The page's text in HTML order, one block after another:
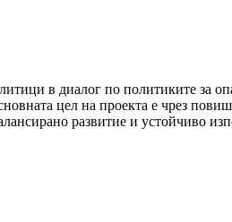
в диалог по политиките за
цел на проекта е чрез
развитие и устойчиво